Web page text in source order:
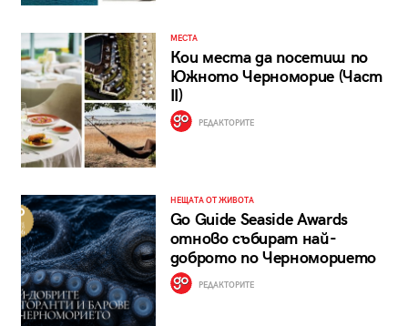
МЕСТА
Кои места да посетиш по
Южното Черноморие (Част
II)
РЕДАКТОРИТЕ
НЕЩАТА ОТ ЖИВОТА
Go Guide Seaside Awards
отново събират най-
доброто по Черноморието
РЕДАКТОРИТЕ